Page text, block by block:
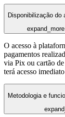
Disponibilização do
expand_more
O acesso à
pagamentos
via Pix ou cartão
terá acesso
Metodologia e